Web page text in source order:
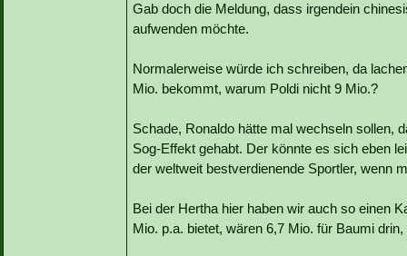
Gab doch die Meldung, dass irgendein
aufwenden möchte.
Normalerweise würde ich schreiben, da
Mio. bekommt, warum Poldi nicht 9 Mio.?
Schade, Ronaldo hätte mal wechseln sollen,
Sog-Effekt gehabt. Der könnte es sich eben
der weltweit bestverdienende Sportler, wenn
Bei der Hertha hier haben wir auch so einen
Mio. p.a. bietet, wären 6,7 Mio. für Baumi